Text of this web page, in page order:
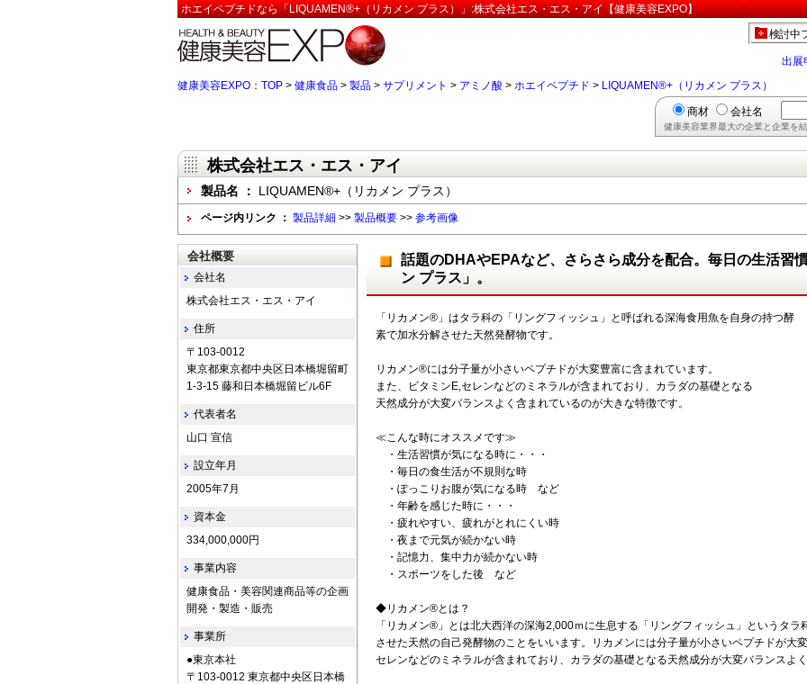
ホエイペプチドなら「LIQUAMEN®+（リカメン プラス）」:株式会社エス・エス・アイ【健康美容EXPO】
検討中
出展
健康美容EXPO：TOP > 健康食品 > 製品 > サプリメント > アミノ酸 > ホエイペプチド > LIQUAMEN®+（リカメン プラス）
商材 会社名
健康美容業界最大の企業と企業を
株式会社エス・エス・アイ
製品名 ： LIQUAMEN®+（リカメン プラス）
ページ内リンク ： 製品詳細 >> 製品概要 >> 参考画像
話題のDHAやEPAなど、さらさら成分を配合。毎日の生活習
ン プラス」。
「リカメン®」はタラ科の「リングフィッシュ」と呼ばれる深海食用魚を自身の持つ酵
素で加水分解させた天然発酵物です。
リカメン®には分子量が小さいペプチドが大変豊富に含まれています。
また、ビタミンE,セレンなどのミネラルが含まれており、カラダの基礎となる
天然成分が大変バランスよく含まれているのが大きな特徴です。
≪こんな時にオススメです≫
・生活習慣が気になる時に・・・
・毎日の食生活が不規則な時
・ぽっこりお腹が気になる時 など
・年齢を感じた時に・・・
・疲れやすい、疲れがとれにくい時
・夜まで元気が続かない時
・記憶力、集中力が続かない時
・スポーツをした後 など
◆リカメン®とは？
「リカメン®」とは北大西洋の深海2,000ｍに生息する「リングフィッシュ」というタ
させた天然の自己発酵物のことをいいます。リカメンには分子量が小さいペプチドが大
セレンなどのミネラルが含まれており、カラダの基礎となる天然成分が大変バランスよ
会社概要
会社名
株式会社エス・エス・アイ
住所
〒103-0012
東京都東京都中央区日本橋堀留町
1-3-15 藤和日本橋堀留ビル6F
代表者名
山口 宣信
設立年月
2005年7月
資本金
334,000,000円
事業内容
健康食品・美容関連商品等の企画
開発・製造・販売
事業所
●東京本社
〒103-0012 東京都中央区日本橋